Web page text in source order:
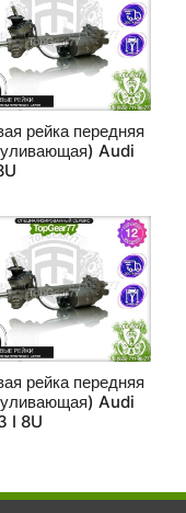
рейка передняя
Audi
рейка передняя
Audi
I 8U